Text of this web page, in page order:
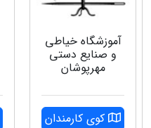
آموزشگاه خیاطی
و صنایع دستی
مهرپوشان
کوی کارمندان